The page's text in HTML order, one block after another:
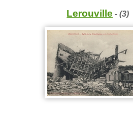
Lerouville - (3)